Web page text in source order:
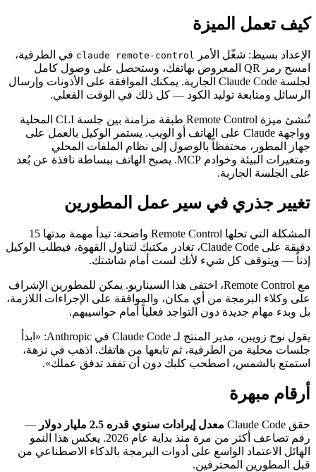
كيف تعمل الميزة
الإعداد بسيط: شغّل الأمر claude remote-controlفي الطرفية،
امسح رمز QR المعروض بهاتفك، وستحصل على وصول كامل
لجلسة Claude Code الجارية. يمكنك الموافقة على الأذونات وإرسال
الرسائل ومتابعة توليد الكود — كل ذلك في الوقت الفعلي.
تُنشئ ميزة Remote Control طبقة مزامنة بين جلسة CLI المحلية
وواجهة Claude على الهاتف أو الويب. يستمر الوكيل بالعمل على
جهاز المطور، محتفظاً بالوصول إلى نظام الملفات المحلي
ومتغيرات البيئة وخوادم MCP. يصبح الهاتف ببساطة نافذة عن بُعد
على الجلسة الجارية.
تغيير جذري في سير عمل المطورين
المشكلة التي تحلها Remote Control واضحة: تبدأ مهمة مدتها 15
دقيقة على Claude Code، تغادر مكتبك لتناول القهوة، فيطلب الوكيل
إذناً — ويتوقف كل شيء لأنك لست أمام شاشتك.
مع Remote Control، اختفى هذا السيناريو. يمكن للمطورين الإشراف
على وكلاء البرمجة من أي مكان، والموافقة على الإجراءات اللازمة،
بل وبدء مهام جديدة دون التواجد فعلياً أمام حواسيبهم.
يقول نوح زويبن، مدير المنتج لـ Claude Code في Anthropic: «ابدأ
جلسات محلية من الطرفية، ثم تابعها من هاتفك. اذهب في نزهة،
استمتع بالشمس، اصطحب كلبك دون أن تفقد تدفق عملك».
أرقام مبهرة
حقق Claude Code معدل إيرادات سنوي قدره 2.5 مليار دولار
—
رقم تضاعف أكثر من مرة منذ بداية عام 2026. يعكس هذا النمو
الهائل الاعتماد الواسع على أدوات البرمجة بالذكاء الاصطناعي من
قبل المطورين المحترفين.